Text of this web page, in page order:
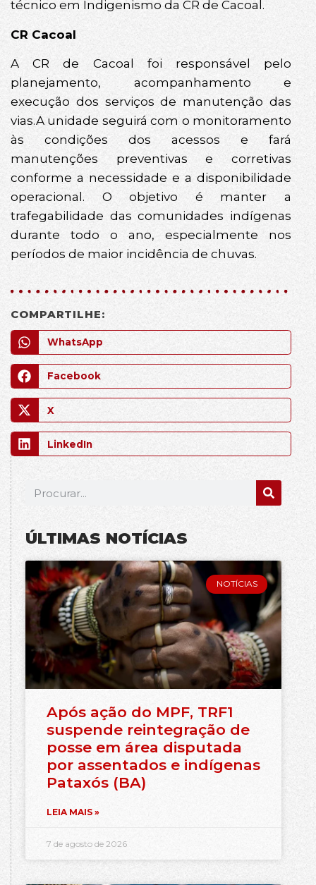
técnico em Indigenismo da CR de Cacoal.
CR Cacoal
A CR de Cacoal foi responsável pelo
planejamento, acompanhamento e
execução dos serviços de manutenção das
vias.A unidade seguirá com o monitoramento
às condições dos acessos e fará
manutenções preventivas e corretivas
conforme a necessidade e a disponibilidade
operacional. O objetivo é manter a
trafegabilidade das comunidades indígenas
durante todo o ano, especialmente nos
períodos de maior incidência de chuvas.
COMPARTILHE:
WhatsApp
Facebook
X
LinkedIn
ÚLTIMAS NOTÍCIAS
NOTÍCIAS
Após ação do MPF, TRF1
suspende reintegração de
posse em área disputada
por assentados e indígenas
Pataxós (BA)
LEIA MAIS »
7 de agosto de 2026